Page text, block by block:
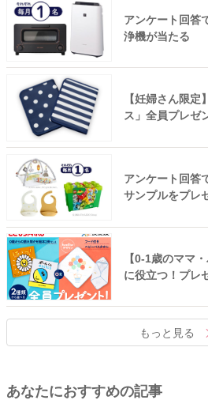
アンケート回答
浄機が当たる
【妊婦さん限
ス」全員プレゼ
アンケート回答
サンプルをプレ
【0-1歳のママ
に役立つ！プレ
もっと見る
あなたにおすすめの記事